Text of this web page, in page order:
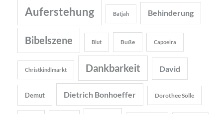
Auferstehung Batjah Behinderung
Bibelszene Blut Buße Capoeira
Christkindlmarkt Dankbarkeit David
Demut Dietrich Bonhoeffer Dorothee Sölle